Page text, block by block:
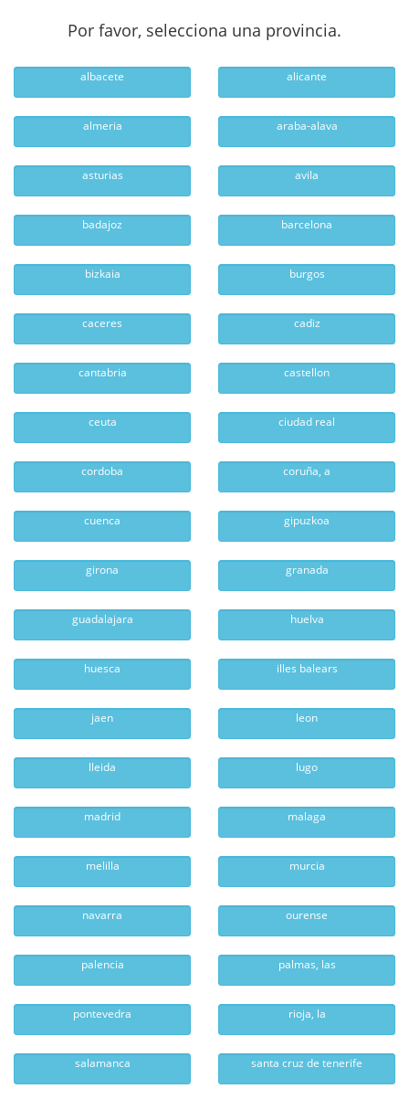
Por favor, selecciona una provincia.
albacete alicante
almeria araba-alava
asturias avila
badajoz barcelona
bizkaia burgos
caceres cadiz
cantabria castellon
ceuta ciudad real
cordoba coruña, a
cuenca gipuzkoa
girona granada
guadalajara huelva
huesca illes balears
jaen leon
lleida lugo
madrid malaga
melilla murcia
navarra ourense
palencia palmas, las
pontevedra rioja, la
salamanca santa cruz de tenerife